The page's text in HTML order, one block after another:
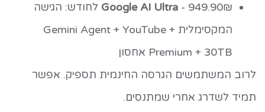
Google AI Ultra - 949.90₪ לחודש: הגישה
המקסימלית + Gemini Agent + YouTube
Premium + 30TB אחסון
לרוב המשתמשים הגרסה החינמית תספיק. אפשר
תמיד לשדרג אחרי שמתנסים.